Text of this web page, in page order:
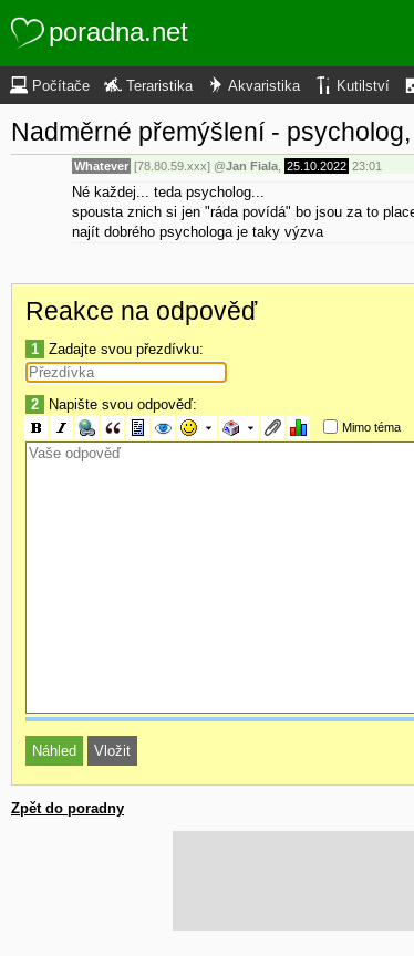
poradna.net
Počítače Teraristika Akvaristika Kutilství
Nadměrné přemýšlení -
Whatever [78.80.59.xxx] @Jan Fiala 25.10.2022 23:01
Né každej... teda psycholog...
spousta znich si jen "ráda povídá" bo jsou za to
najít dobrého psychologa je taky výzva
Reakce na odpověď
1 Zadajte svou přezdívku:
2 Napište svou odpověď:
Mimo téma
Zpět do poradny